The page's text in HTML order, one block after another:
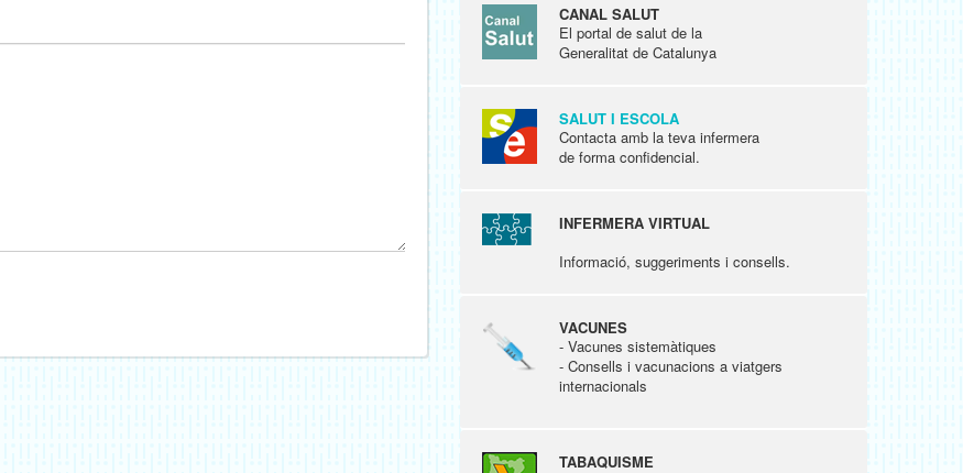
CANAL SALUT
El portal de salut de la
Generalitat de Catalunya
SALUT I ESCOLA
Contacta amb la teva infermera
de forma confidencial.
INFERMERA VIRTUAL
Informació, suggeriments i consells.
VACUNES
- Vacunes sistemàtiques
- Consells i vacunacions a viatgers
internacionals
TABAQUISME